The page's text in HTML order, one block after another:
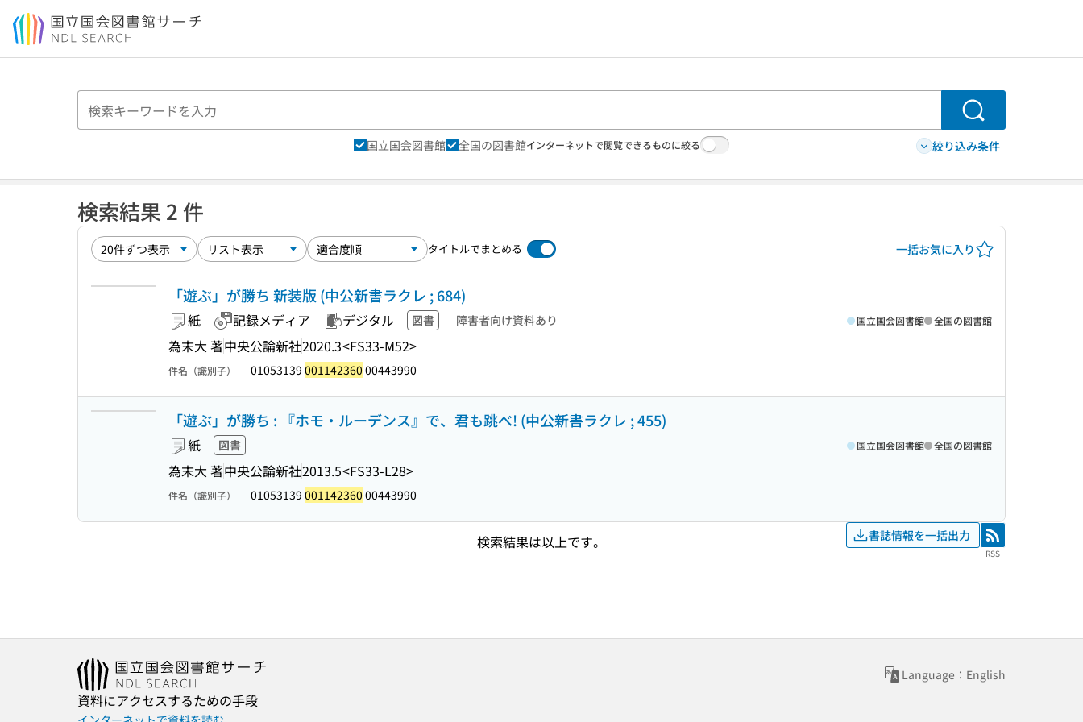
本文へ移動
検索
国立国会図書館 全国の図書館インターネットで閲覧できるものに絞る 絞り込み条件
検索結果 2 件
タイトルでまとめる 一括お気に入り
「遊ぶ」が勝ち 新装版 (中公新書ラクレ ; 684)
紙 記録メディア デジタル 図書 障害者向け資料あり
為末大 著中央公論新社2020.3<FS33-M52>
国立国会図書館 全国の図書館
件名（識別子） 01053139 001142360 00443990
「遊ぶ」が勝ち : 『ホモ・ルーデンス』で、君も跳べ! (中公新書ラクレ ; 455)
紙 図書
為末大 著中央公論新社2013.5<FS33-L28>
国立国会図書館 全国の図書館
件名（識別子） 01053139 001142360 00443990
検索結果は以上です。 書誌情報を一括出力 RSS
RSS
Language：English
資料にアクセスするための手段